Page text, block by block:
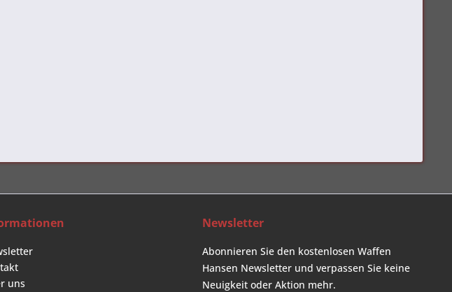
uns
Newsletter
Abonnieren Sie den kostenlosen Waffen
Hansen Newsletter und verpassen Sie keine
Neuigkeit oder Aktion mehr.